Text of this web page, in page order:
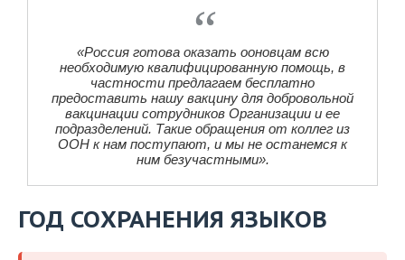
«Россия готова оказать ооновцам всю
необходимую квалифицированную помощь, в
частности предлагаем бесплатно
предоставить нашу вакцину для добровольной
вакцинации сотрудников Организации и ее
подразделений. Такие обращения от коллег из
ООН к нам поступают, и мы не останемся к
ним безучастными».
ГОД СОХРАНЕНИЯ ЯЗЫКОВ